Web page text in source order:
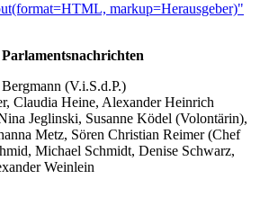
markup=Herausgeber)"
(V.i.S.d.P.)
Claudia Heine, Alexander Heinrich
Jeglinski, Susanne Ködel (Volontärin),
Metz, Sören Christian Reimer (Chef
Michael Schmidt, Denise Schwarz,
Weinlein